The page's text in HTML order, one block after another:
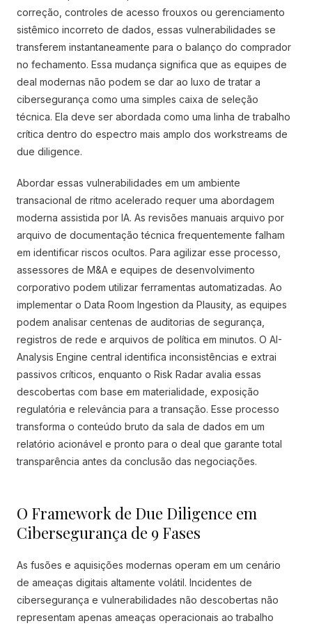
correção, controles de acesso frouxos ou gerenciamento
sistêmico incorreto de dados, essas vulnerabilidades se
transferem instantaneamente para o balanço do comprador
no fechamento. Essa mudança significa que as equipes de
deal modernas não podem se dar ao luxo de tratar a
cibersegurança como uma simples caixa de seleção
técnica. Ela deve ser abordada como uma linha de trabalho
crítica dentro do espectro mais amplo dos workstreams de
due diligence.
Abordar essas vulnerabilidades em um ambiente
transacional de ritmo acelerado requer uma abordagem
moderna assistida por IA. As revisões manuais arquivo por
arquivo de documentação técnica frequentemente falham
em identificar riscos ocultos. Para agilizar esse processo,
assessores de M&A e equipes de desenvolvimento
corporativo podem utilizar ferramentas automatizadas. Ao
implementar o Data Room Ingestion da Plausity, as equipes
podem analisar centenas de auditorias de segurança,
registros de rede e arquivos de política em minutos. O AI-
Analysis Engine central identifica inconsistências e extrai
passivos críticos, enquanto o Risk Radar avalia essas
descobertas com base em materialidade, exposição
regulatória e relevância para a transação. Esse processo
transforma o conteúdo bruto da sala de dados em um
relatório acionável e pronto para o deal que garante total
transparência antes da conclusão das negociações.
O Framework de Due Diligence em
Cibersegurança de 9 Fases
As fusões e aquisições modernas operam em um cenário
de ameaças digitais altamente volátil. Incidentes de
cibersegurança e vulnerabilidades não descobertas não
representam apenas ameaças operacionais ao trabalho